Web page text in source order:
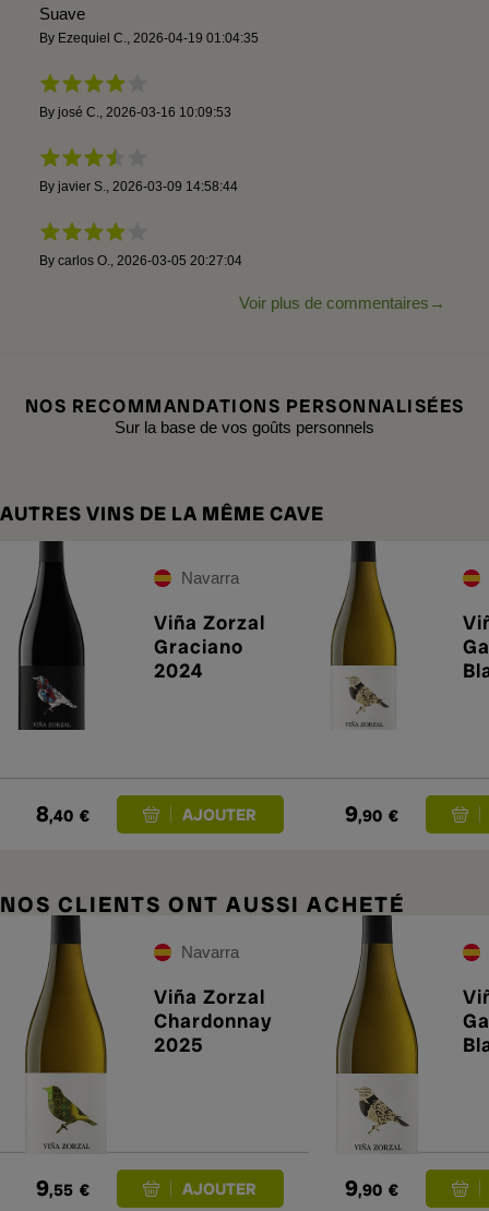
Suave
By Ezequiel C. 2026-04-19 01:04:35
By josé C. 2026-03-16 10:09:53
By javier S. 2026-03-09 14:58:44
By carlos O. 2026-03-05 20:27:04
Voir plus de commentaires
NOS RECOMMANDATIONS PERSONNALISÉES
Sur la base de vos goûts personnels
AUTRES VINS DE LA MÊME CAVE
Navarra
Viña Zorzal
Graciano
2024
8,40 € 9,90 €
NOS CLIENTS ONT AUSSI ACHETÉ
Navarra
Viña Zorzal
Chardonnay
2025
9,55 € 9,90 €